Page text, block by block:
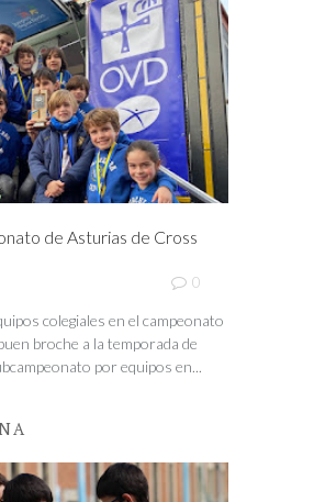
de Asturias de Cross
0
colegiales en el campeonato
broche a la temporada de
por equipos en...